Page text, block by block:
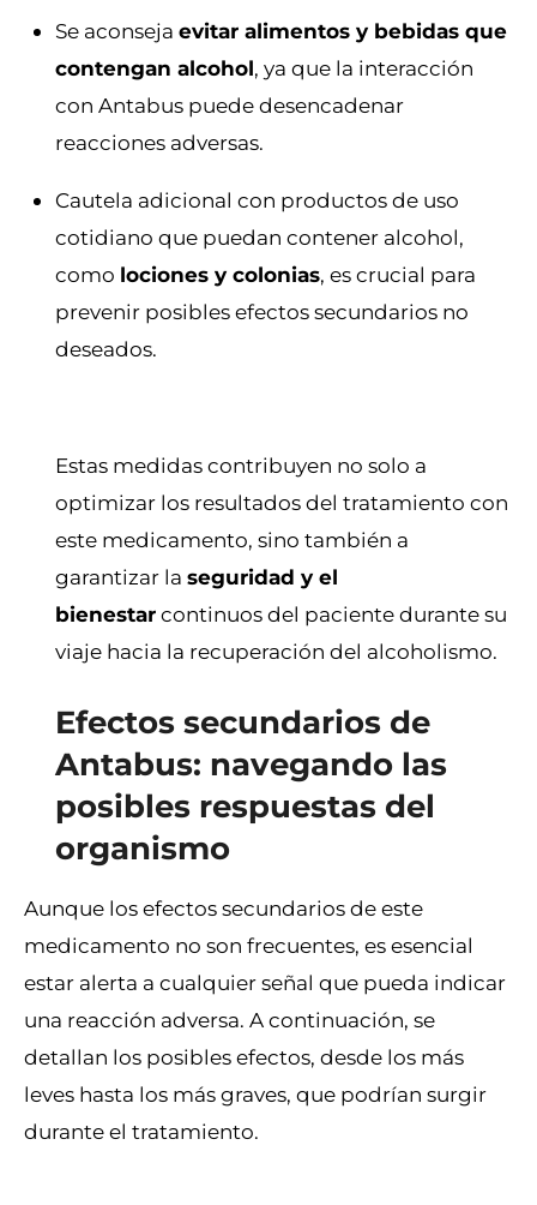
Se aconseja evitar alimentos y bebidas que
contengan alcohol, ya que la interacción
con Antabus puede desencadenar
reacciones adversas.
Cautela adicional con productos de uso
cotidiano que puedan contener alcohol,
como lociones y colonias, es crucial para
prevenir posibles efectos secundarios no
deseados.
Estas medidas contribuyen no solo a
optimizar los resultados del tratamiento con
este medicamento, sino también a
garantizar la seguridad y el
bienestarcontinuos del paciente durante su
viaje hacia la recuperación del alcoholismo.
Efectos secundarios de
Antabus: navegando las
posibles respuestas del
organismo
Aunque los efectos secundarios de este
medicamento no son frecuentes, es esencial
estar alerta a cualquier señal que pueda indicar
una reacción adversa. A continuación, se
detallan los posibles efectos, desde los más
leves hasta los más graves, que podrían surgir
durante el tratamiento.